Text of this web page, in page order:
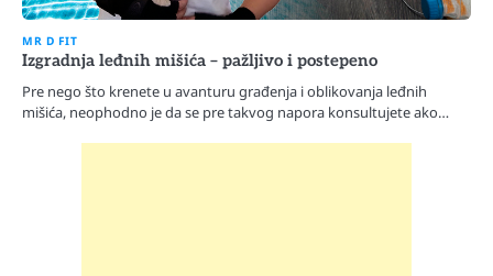
MR D FIT
Izgradnja leđnih mišića – pažljivo i postepeno
Pre nego što krenete u avanturu građenja i oblikovanja leđnih
mišića, neophodno je da se pre takvog napora konsultujete ako…